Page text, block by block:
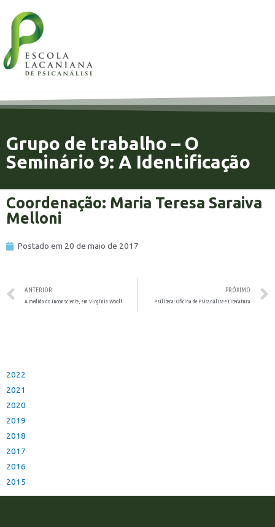
Grupo de trabalho – O
Seminário 9: A Identificação
Coordenação: Maria Teresa Saraiva
Melloni
Postado em 20 de maio de 2017
ANTERIOR
A medida do inconsciente, em Virgínia Woolf
PRÓXIMO
Psilítera: Oficina de Psicanálise e Literatura
2022
2021
2020
2019
2018
2017
2016
2015